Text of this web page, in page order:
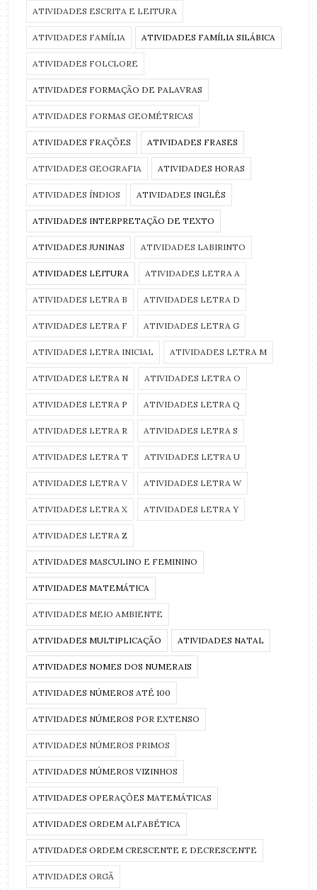
ATIVIDADES ESCRITA E LEITURA
ATIVIDADES FAMÍLIA ATIVIDADES FAMÍLIA SILÁBICA
ATIVIDADES FOLCLORE
ATIVIDADES FORMAÇÃO DE PALAVRAS
ATIVIDADES FORMAS GEOMÉTRICAS
ATIVIDADES FRAÇÕES ATIVIDADES FRASES
ATIVIDADES GEOGRAFIA ATIVIDADES HORAS
ATIVIDADES ÍNDIOS ATIVIDADES INGLÊS
ATIVIDADES INTERPRETAÇÃO DE TEXTO
ATIVIDADES JUNINAS ATIVIDADES LABIRINTO
ATIVIDADES LEITURA ATIVIDADES LETRA A
ATIVIDADES LETRA B ATIVIDADES LETRA D
ATIVIDADES LETRA F ATIVIDADES LETRA G
ATIVIDADES LETRA INICIAL ATIVIDADES LETRA M
ATIVIDADES LETRA N ATIVIDADES LETRA O
ATIVIDADES LETRA P ATIVIDADES LETRA Q
ATIVIDADES LETRA R ATIVIDADES LETRA S
ATIVIDADES LETRA T ATIVIDADES LETRA U
ATIVIDADES LETRA V ATIVIDADES LETRA W
ATIVIDADES LETRA X ATIVIDADES LETRA Y
ATIVIDADES LETRA Z
ATIVIDADES MASCULINO E FEMININO
ATIVIDADES MATEMÁTICA
ATIVIDADES MEIO AMBIENTE
ATIVIDADES MULTIPLICAÇÃO ATIVIDADES NATAL
ATIVIDADES NOMES DOS NUMERAIS
ATIVIDADES NÚMEROS ATÉ 100
ATIVIDADES NÚMEROS POR EXTENSO
ATIVIDADES NÚMEROS PRIMOS
ATIVIDADES NÚMEROS VIZINHOS
ATIVIDADES OPERAÇÕES MATEMÁTICAS
ATIVIDADES ORDEM ALFABÉTICA
ATIVIDADES ORDEM CRESCENTE E DECRESCENTE
ATIVIDADES ORGÃ